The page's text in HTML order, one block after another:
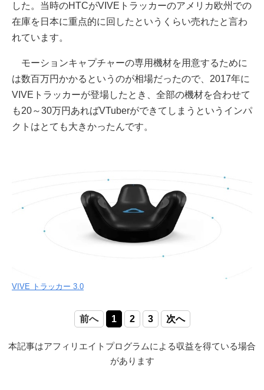
した。当時のHTCがVIVEトラッカーのアメリカ欧州での
在庫を日本に重点的に回したというくらい売れたと言わ
れています。
モーションキャプチャーの専用機材を用意するために
は数百万円かかるというのが相場だったので、2017年に
VIVEトラッカーが登場したとき、全部の機材を合わせて
も20～30万円あればVTuberができてしまうというインパ
クトはとても大きかったんです。
VIVE トラッカー 3.0
前へ 1 2 3 次へ
本記事はアフィリエイトプログラムによる収益を得ている場合
があります